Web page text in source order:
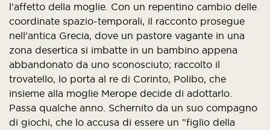
l'affetto della moglie. Con un repentino cambio delle
coordinate spazio-temporali, il racconto prosegue
nell'antica Grecia, dove un pastore vagante in una
zona desertica si imbatte in un bambino appena
abbandonato da uno sconosciuto; raccolto il
trovatello, lo porta al re di Corinto, Polibo, che
insieme alla moglie Merope decide di adottarlo.
Passa qualche anno. Schernito da un suo compagno
di giochi, che lo accusa di essere un "figlio della